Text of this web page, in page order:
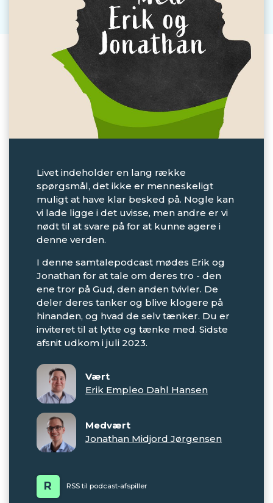
Livet indeholder en lang række
spørgsmål, det ikke er menneskeligt
muligt at have klar besked på. Nogle kan
vi lade ligge i det uvisse, men andre er vi
nødt til at svare på for at kunne agere i
denne verden.
I denne samtalepodcast mødes Erik og
Jonathan for at tale om deres tro - den
ene tror på Gud, den anden tvivler. De
deler deres tanker og blive klogere på
hinanden, og hvad de selv tænker. Du er
inviteret til at lytte og tænke med. Sidste
afsnit udkom i juli 2023.
Vært
Erik Empleo Dahl Hansen
Medvært
Jonathan Midjord Jørgensen
R RSS til podcast-afspiller